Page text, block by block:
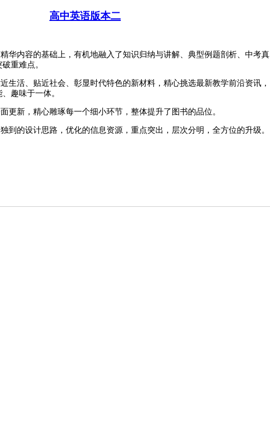
高中英语版本二
华内容的基础上，有机地融入了知识归纳与讲解、典型例题剖析、中考真
重难点。
生活、贴近社会、彰显时代特色的新材料，精心挑选最新教学前沿资讯，
趣味于一体。
更新，精心雕琢每一个细小环节，整体提升了图书的品位。
到的设计思路，优化的信息资源，重点突出，层次分明，全方位的升级。